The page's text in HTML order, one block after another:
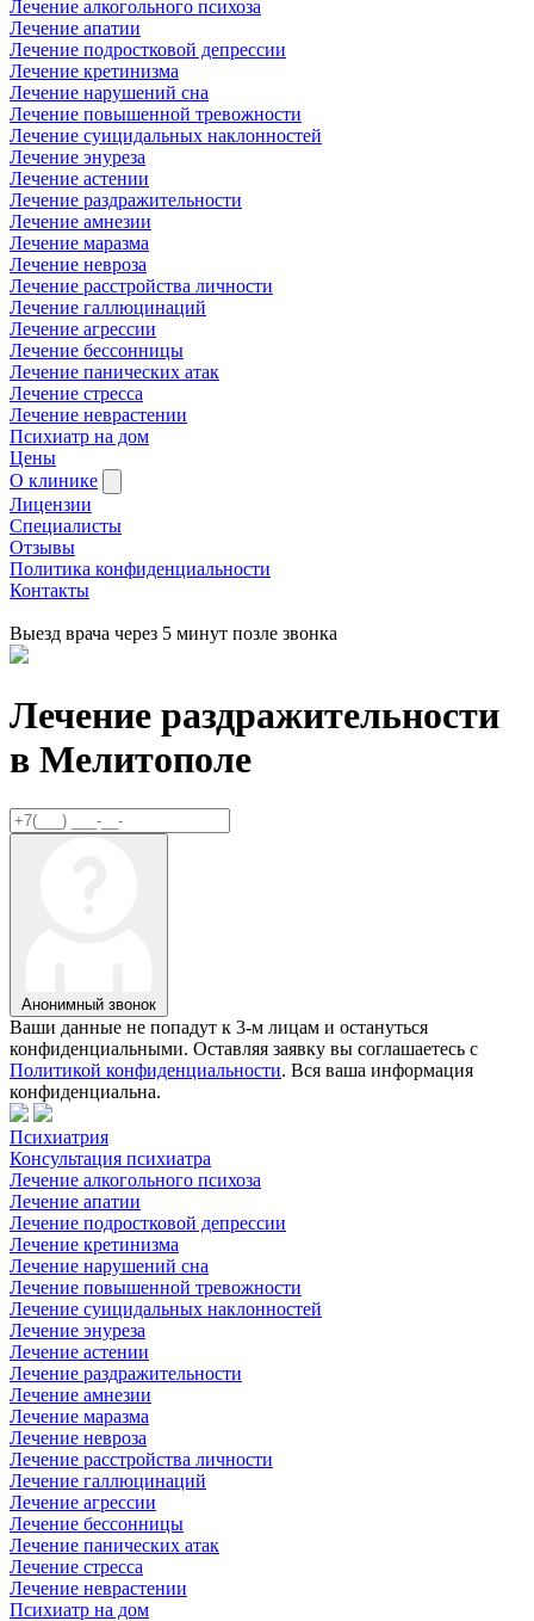
Лечение алкогольного психоза
Лечение апатии
Лечение подростковой депрессии
Лечение кретинизма
Лечение нарушений сна
Лечение повышенной тревожности
Лечение суицидальных наклонностей
Лечение энуреза
Лечение астении
Лечение раздражительности
Лечение амнезии
Лечение маразма
Лечение невроза
Лечение расстройства личности
Лечение галлюцинаций
Лечение агрессии
Лечение бессонницы
Лечение панических атак
Лечение стресса
Лечение неврастении
Психиатр на дом
Цены
О клинике
Лицензии
Специалисты
Отзывы
Политика конфиденциальности
Контакты
Выезд врача через 5 минут позле звонка
Лечение раздражительности
в Мелитополе
Анонимный звонок
Ваши данные не попадут к 3-м лицам и остануться
конфиденциальными. Оставляя заявку вы соглашаетесь с
Политикой конфиденциальности. Вся ваша информация
конфиденциальна.
Психиатрия
Консультация психиатра
Лечение алкогольного психоза
Лечение апатии
Лечение подростковой депрессии
Лечение кретинизма
Лечение нарушений сна
Лечение повышенной тревожности
Лечение суицидальных наклонностей
Лечение энуреза
Лечение астении
Лечение раздражительности
Лечение амнезии
Лечение маразма
Лечение невроза
Лечение расстройства личности
Лечение галлюцинаций
Лечение агрессии
Лечение бессонницы
Лечение панических атак
Лечение стресса
Лечение неврастении
Психиатр на дом